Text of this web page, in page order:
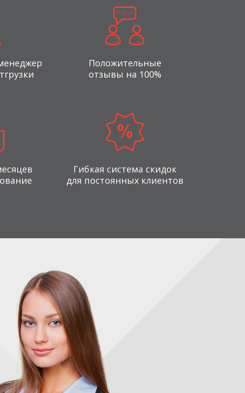
Положительные
отзывы на 100%
Гибкая система скидок
для постоянных клиентов